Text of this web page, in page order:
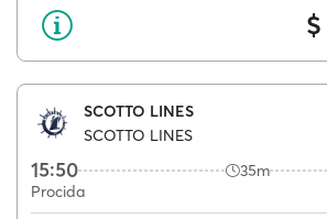
$
SCOTTO LINES
SCOTTO LINES
15:50 35m
Procida